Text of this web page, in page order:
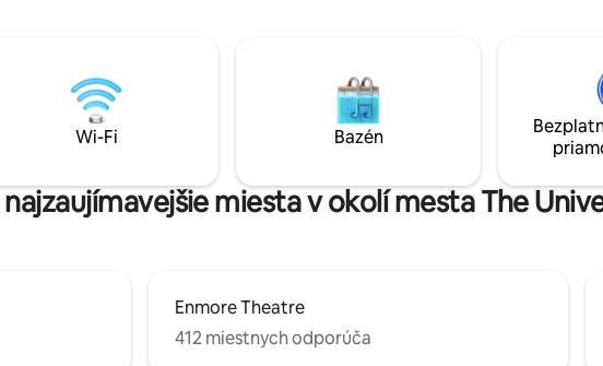
v blízkosti verejnej dopravy/železničnej
stanice * Tichá úzka ulica s nepretržitým
parkovaním.
nalejte si pohár vína a
obdivovaní nekonečných svetiel
hviezdnej nočnej oblohy. V tejto
atmosfére sa budete cítiť
zabudnete na všetky svoje
Wi-Fi Bazén
najzaujímavejšie miesta v okolí mesta The
Enmore Theatre
412 miestnych odporúča